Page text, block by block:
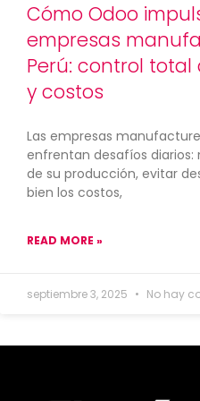
Cómo Odoo
empresas
Perú: control
y costos
Las empresas
enfrentan desafíos
de su producción, evitar
bien los costos,
READ MORE »
septiembre 3, 2025 No hay